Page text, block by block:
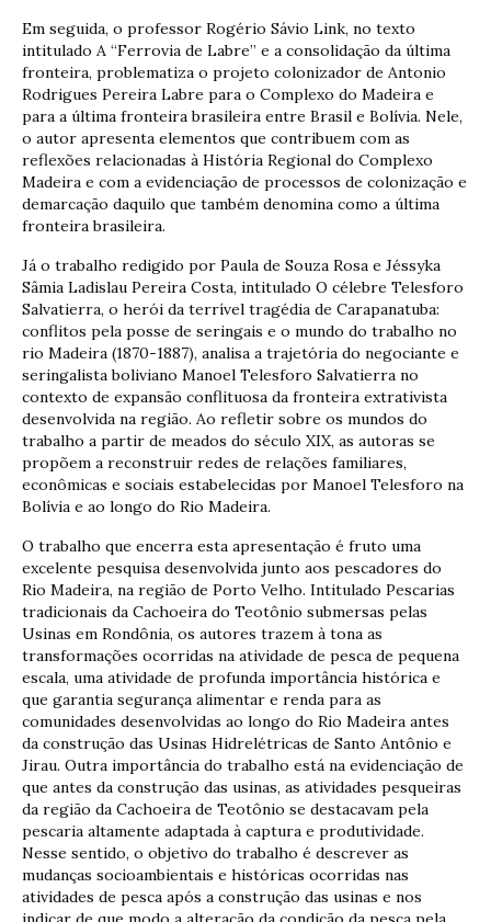
Em seguida, o professor Rogério Sávio Link, no texto
intitulado A “Ferrovia de Labre” e a consolidação da última
fronteira, problematiza o projeto colonizador de Antonio
Rodrigues Pereira Labre para o Complexo do Madeira e
para a última fronteira brasileira entre Brasil e Bolívia. Nele,
o autor apresenta elementos que contribuem com as
reflexões relacionadas à História Regional do Complexo
Madeira e com a evidenciação de processos de colonização e
demarcação daquilo que também denomina como a última
fronteira brasileira.
Já o trabalho redigido por Paula de Souza Rosa e Jéssyka
Sâmia Ladislau Pereira Costa, intitulado O célebre Telesforo
Salvatierra, o herói da terrível tragédia de Carapanatuba:
conflitos pela posse de seringais e o mundo do trabalho no
rio Madeira (1870-1887), analisa a trajetória do negociante e
seringalista boliviano Manoel Telesforo Salvatierra no
contexto de expansão conflituosa da fronteira extrativista
desenvolvida na região. Ao refletir sobre os mundos do
trabalho a partir de meados do século XIX, as autoras se
propõem a reconstruir redes de relações familiares,
econômicas e sociais estabelecidas por Manoel Telesforo na
Bolívia e ao longo do Rio Madeira.
O trabalho que encerra esta apresentação é fruto uma
excelente pesquisa desenvolvida junto aos pescadores do
Rio Madeira, na região de Porto Velho. Intitulado Pescarias
tradicionais da Cachoeira do Teotônio submersas pelas
Usinas em Rondônia, os autores trazem à tona as
transformações ocorridas na atividade de pesca de pequena
escala, uma atividade de profunda importância histórica e
que garantia segurança alimentar e renda para as
comunidades desenvolvidas ao longo do Rio Madeira antes
da construção das Usinas Hidrelétricas de Santo Antônio e
Jirau. Outra importância do trabalho está na evidenciação de
que antes da construção das usinas, as atividades pesqueiras
da região da Cachoeira de Teotônio se destacavam pela
pescaria altamente adaptada à captura e produtividade.
Nesse sentido, o objetivo do trabalho é descrever as
mudanças socioambientais e históricas ocorridas nas
atividades de pesca após a construção das usinas e nos